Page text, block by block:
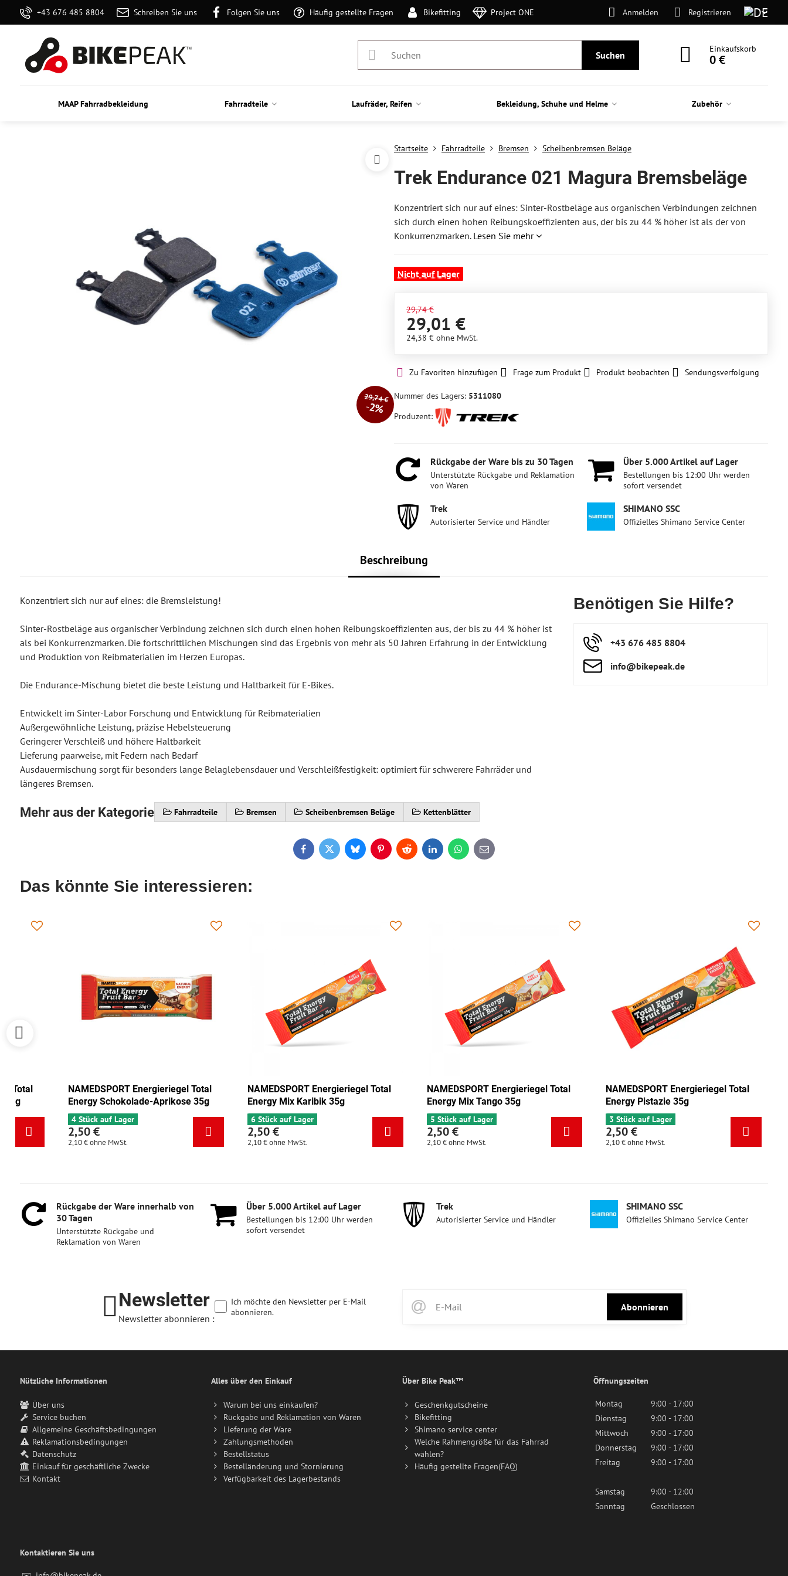
+43 676 485 8804 Schreiben Sie uns Folgen Sie uns Häufig gestellte Fragen Bikefitting Project ONE Anmelden Registrieren
Suchen
Einkaufskorb
0 €
MAAP Fahrradbekleidung Fahrradteile Laufräder, Reifen Bekleidung, Schuhe und Helme Zubehör
29,74 €
2%
Startseite Fahrradteile Bremsen Scheibenbremsen Beläge
Trek Endurance 021 Magura Bremsbeläge
Konzentriert sich nur auf eines: Sinter-Rostbeläge aus organischen Verbindungen zeichnen
sich durch einen hohen Reibungskoeffizienten aus, der bis zu 44 % höher ist als der von
Konkurrenzmarken. Lesen Sie mehr
Nicht auf Lager
29,74 €
29,01 €
24,38 € ohne MwSt.
Zu Favoriten hinzufügen Frage zum Produkt Produkt beobachten Sendungsverfolgung
Nummer des Lagers: 5311080
Produzent:
Rückgabe der Ware bis zu 30 Tagen
Unterstützte Rückgabe und Reklamation
von Waren
Über 5​.000 Artikel auf Lager
Bestellungen bis 12:00 Uhr werden
sofort versendet
Trek
Autorisierter Service und Händler
SHIMANO SSC
Offizielles Shimano Service Center
Beschreibung
Konzentriert sich nur auf eines: die Bremsleistung!
Sinter-Rostbeläge aus organischer Verbindung zeichnen sich durch einen hohen Reibungskoeffizienten aus, der bis zu 44 % höher ist
als bei Konkurrenzmarken. Die fortschrittlichen Mischungen sind das Ergebnis von mehr als 50 Jahren Erfahrung in der Entwicklung
und Produktion von Reibmaterialien im Herzen Europas.
Die Endurance-Mischung bietet die beste Leistung und Haltbarkeit für E-Bikes.
Entwickelt im Sinter-Labor Forschung und Entwicklung für Reibmaterialien
Außergewöhnliche Leistung, präzise Hebelsteuerung
Geringerer Verschleiß und höhere Haltbarkeit
Lieferung paarweise, mit Federn nach Bedarf
Ausdauermischung sorgt für besonders lange Belaglebensdauer und Verschleißfestigkeit: optimiert für schwerere Fahrräder und
längeres Bremsen.
Mehr aus der Kategorie Fahrradteile Bremsen Scheibenbremsen Beläge Kettenblätter
Benötigen Sie Hilfe?
+43 676 485 8804
info​@bikepeak​.de
FacebookTwitterBlueskyPinterestRedditLinkedInWhatsApp
E-
mail
Das könnte Sie interessieren:
NAMEDSPORT Energieriegel Total
Energy Cranberry-Walnuss 35g
6 Stück auf Lager
2,50 €
ohne MwSt.
NAMEDSPORT Energieriegel Total
Energy Schokolade-Aprikose 35g
4 Stück auf Lager
2,50 €
ohne MwSt.
NAMEDSPORT Energieriegel Total
Energy Mix Karibik 35g
6 Stück auf Lager
2,50 €
ohne MwSt.
NAMEDSPORT Energieriegel Total
Energy Mix Tango 35g
5 Stück auf Lager
2,50 €
ohne MwSt.
3 Stück
2,50 €
Rückgabe der Ware innerhalb von
30 Tagen
Unterstützte Rückgabe und
Reklamation von Waren
Über 5​.000 Artikel auf Lager
Bestellungen bis 12:00 Uhr werden
sofort versendet
Trek
Autorisierter Service und Händler
SHIMANO SSC
Offizielles Shimano Service Center
Newsletter
Newsletter abonnieren :
Abonnieren
Ich möchte den Newsletter per E-Mail
abonnieren.
Nützliche Informationen
Über uns
Service buchen
Allgemeine Geschäftsbedingungen
Reklamationsbedingungen
Datenschutz
Einkauf für geschäftliche Zwecke
Kontakt
Alles über den Einkauf
Warum bei uns einkaufen?
Rückgabe und Reklamation von Waren
Lieferung der Ware
Zahlungsmethoden
Bestellstatus
Bestelländerung und Stornierung
Verfügbarkeit des Lagerbestands
Über Bike Peak™
Geschenkgutscheine
Bikefitting
Shimano service center
Welche Rahmengröße für das Fahrrad
wählen?
Häufig gestellte Fragen(FAQ)
Öffnungszeiten
Montag
9:00 - 17:00
Dienstag
9:00 - 17:00
Mittwoch
9:00 - 17:00
Donnerstag
9:00 - 17:00
Freitag
9:00 - 17:00
Samstag
9:00 - 12:00
Sonntag
Geschlossen
Kontaktieren Sie uns